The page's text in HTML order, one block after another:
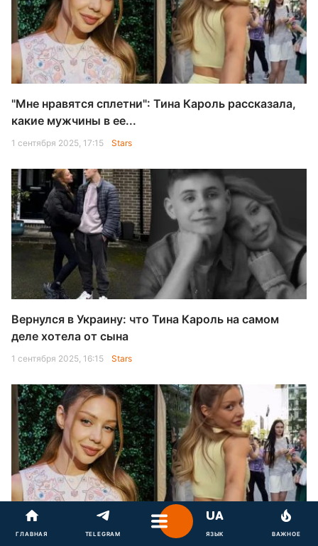
"Мне нравятся сплетни": Тина Кароль рассказала,
какие мужчины в ее...
1 сентября 2025, 17:15 Stars
Вернулся в Украину: что Тина Кароль на самом
деле хотела от сына
1 сентября 2025, 16:15 Stars
"К сожалению": Тина Кароль раскрыла главную
ГЛАВНАЯ TELEGRAM ЯЗЫК ВАЖНОЕ